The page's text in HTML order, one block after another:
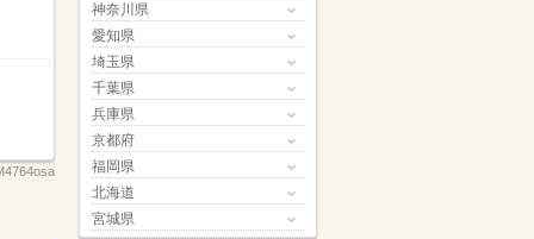
神奈川県
愛知県
埼玉県
千葉県
兵庫県
京都府
福岡県
北海道
宮城県